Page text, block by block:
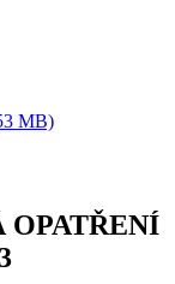
MB)
OPATŘENÍ